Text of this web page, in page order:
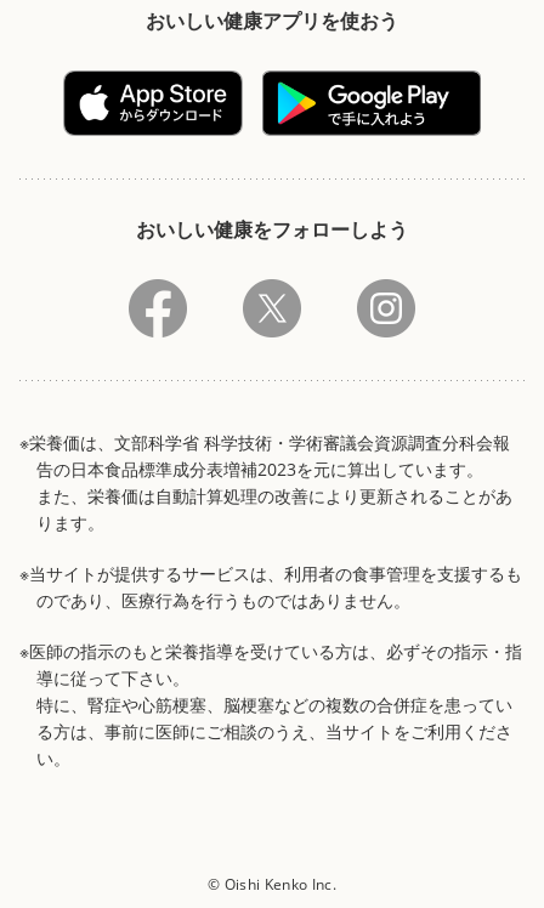
おいしい健康アプリを使おう
おいしい健康をフォローしよう
※栄養価は、文部科学省 科学技術・学術審議会資源調査分科会報
告の日本食品標準成分表増補2023を元に算出しています。
また、栄養価は自動計算処理の改善により更新されることがあ
ります。
※当サイトが提供するサービスは、利用者の食事管理を支援するも
のであり、医療行為を行うものではありません。
※医師の指示のもと栄養指導を受けている方は、必ずその指示・指
導に従って下さい。
特に、腎症や心筋梗塞、脳梗塞などの複数の合併症を患ってい
る方は、事前に医師にご相談のうえ、当サイトをご利用くださ
い。
© Oishi Kenko Inc.